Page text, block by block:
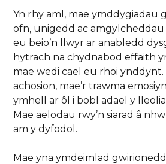
Yn rhy aml, mae ymddygiadau
ofn, unigedd ac amgylcheddau
eu beio’n llwyr ar anabledd
hytrach na chydnabod effaith
mae wedi cael eu rhoi
achosion, mae’r trawma
ymhell ar ôl i bobl adael y
Mae aelodau rwy’n siarad â
am y dyfodol.
Mae yna ymdeimlad